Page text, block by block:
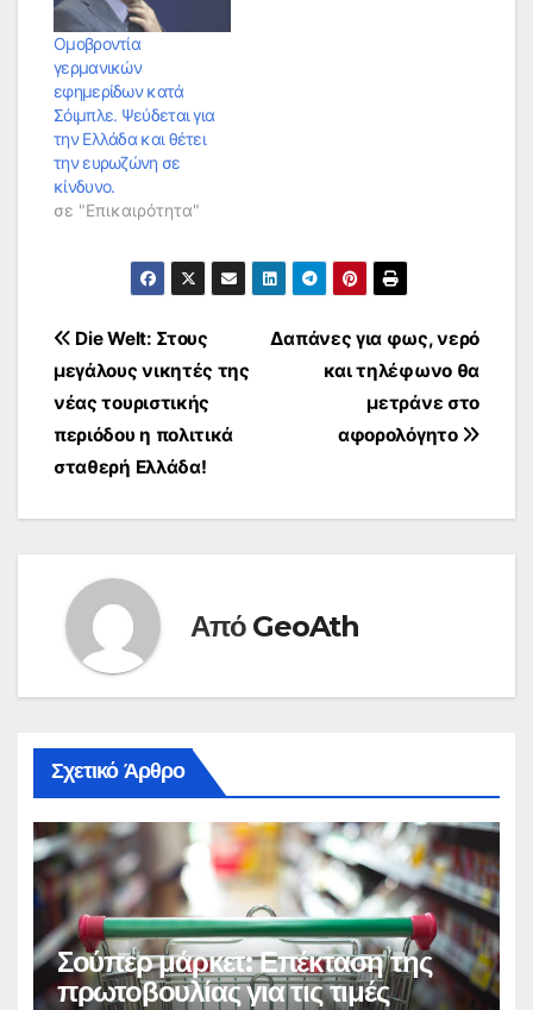
Ομοβροντία
γερμανικών
εφημερίδων κατά
Σόιμπλε. Ψεύδεται για
την Ελλάδα και θέτει
την ευρωζώνη σε
κίνδυνο.
σε "Επικαιρότητα"
Πλοήγηση
άρθρων
Δαπάνες για φως, νερό
και τηλέφωνο θα
μετράνε στο
αφορολόγητο
Die Welt: Στους
μεγάλους νικητές της
νέας τουριστικής
περιόδου η πολιτικά
σταθερή Ελλάδα!
Από GeoAth
Σχετικό Άρθρο
Σούπερ μάρκετ: Επέκταση της
πρωτοβουλίας για τις τιμές